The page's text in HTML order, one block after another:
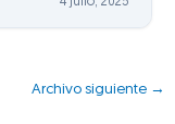
Archivo siguiente →